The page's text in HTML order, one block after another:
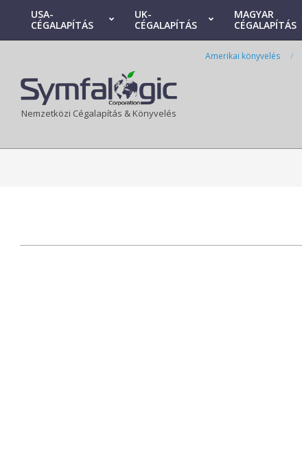
content
Primary
USA-
CÉGALAPÍTÁS
UK-
CÉGALAPÍTÁS
MAGYAR
CÉGALAPÍTÁS
Nemzetközi Cégalapítás & Könyvelés
Amerikai könyvelés